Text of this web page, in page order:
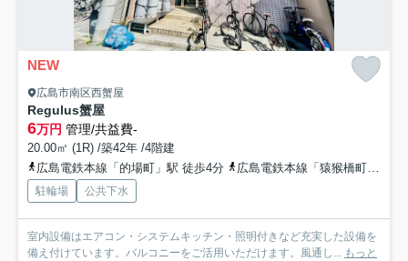
NEW
広島市南区西蟹屋
Regulus蟹屋
6万円 管理/共益費-
20.00㎡ (1R) /築42年 /4階建
広島電鉄本線「的場町」駅 徒歩4分
広島電鉄本線「猿猴橋町」駅 徒歩5分
駐輪場 公共下水
室内設備はエアコン・システムキッチン・照明付きなど充実した設備を
備え付けています。バルコニーをご活用いただけます。風通し...
もっと